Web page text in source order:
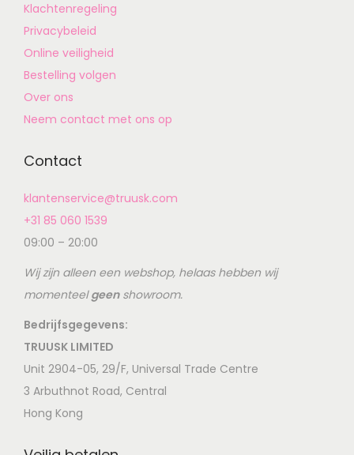
Klachtenregeling
Privacybeleid
Online veiligheid
Bestelling volgen
Over ons
Neem contact met ons op
Contact
klantenservice@truusk.com
+31 85 060 1539
09:00 – 20:00
Wij zijn alleen een webshop, helaas hebben wij
momenteelgeenshowroom.
Bedrijfsgegevens:
TRUUSK LIMITED
Unit 2904-05, 29/F, Universal Trade Centre
3 Arbuthnot Road, Central
Hong Kong